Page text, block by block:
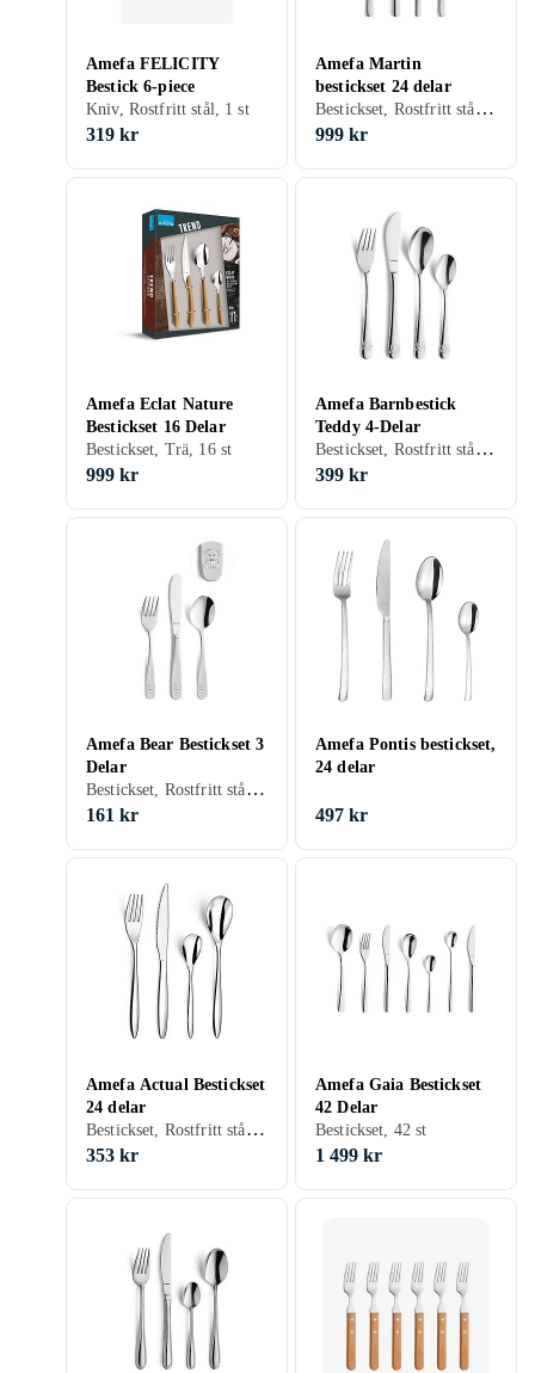
Amefa FELICITY
Bestick 6-piece
Kniv, Rostfritt stål, 1 st
319 kr
Amefa Martin
bestickset 24 delar
Bestickset, Rostfritt stål, 24 st
999 kr
Amefa Eclat Nature
Bestickset 16 Delar
Bestickset, Trä, 16 st
999 kr
Amefa Barnbestick
Teddy 4-Delar
Bestickset, Rostfritt stål, 4 st, För barn
399 kr
Amefa Bear Bestickset 3
Delar
Bestickset, Rostfritt stål, 3 st, För barn
161 kr
Amefa Pontis bestickset,
24 delar
497 kr
Amefa Actual Bestickset
24 delar
Bestickset, Rostfritt stål, 24 st
353 kr
Amefa Gaia Bestickset
42 Delar
Bestickset, 42 st
1 499 kr